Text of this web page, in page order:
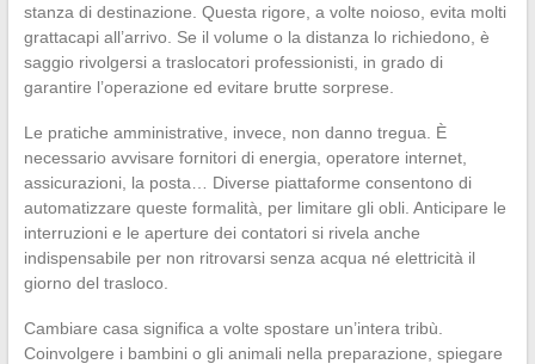
stanza di destinazione. Questa rigore, a volte noioso, evita molti
grattacapi all’arrivo. Se il volume o la distanza lo richiedono, è
saggio rivolgersi a traslocatori professionisti, in grado di
garantire l’operazione ed evitare brutte sorprese.
Le pratiche amministrative, invece, non danno tregua. È
necessario avvisare fornitori di energia, operatore internet,
assicurazioni, la posta… Diverse piattaforme consentono di
automatizzare queste formalità, per limitare gli obli. Anticipare le
interruzioni e le aperture dei contatori si rivela anche
indispensabile per non ritrovarsi senza acqua né elettricità il
giorno del trasloco.
Cambiare casa significa a volte spostare un’intera tribù.
Coinvolgere i bambini o gli animali nella preparazione, spiegare